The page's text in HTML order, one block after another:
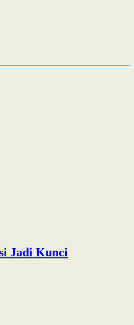
Jadi Kunci